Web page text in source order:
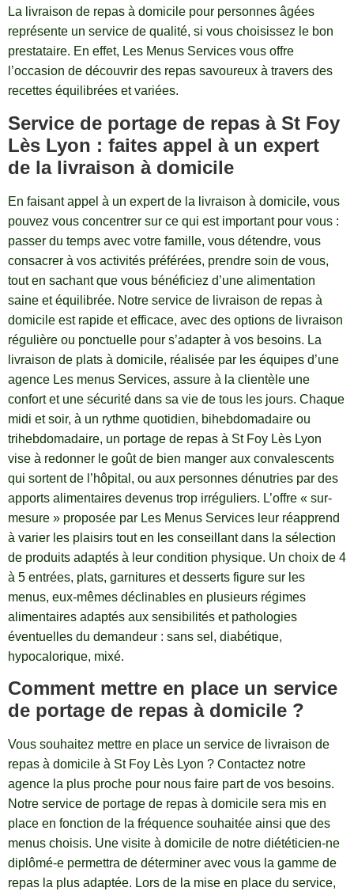
La livraison de repas à domicile pour personnes âgées
représente un service de qualité, si vous choisissez le bon
prestataire. En effet, Les Menus Services vous offre
l’occasion de découvrir des repas savoureux à travers des
recettes équilibrées et variées.
Service de portage de repas à St Foy
Lès Lyon : faites appel à un expert
de la livraison à domicile
En faisant appel à un expert de la livraison à domicile, vous
pouvez vous concentrer sur ce qui est important pour vous :
passer du temps avec votre famille, vous détendre, vous
consacrer à vos activités préférées, prendre soin de vous,
tout en sachant que vous bénéficiez d’une alimentation
saine et équilibrée. Notre service de livraison de repas à
domicile est rapide et efficace, avec des options de livraison
régulière ou ponctuelle pour s’adapter à vos besoins. La
livraison de plats à domicile, réalisée par les équipes d’une
agence Les menus Services, assure à la clientèle une
confort et une sécurité dans sa vie de tous les jours. Chaque
midi et soir, à un rythme quotidien, bihebdomadaire ou
trihebdomadaire, un portage de repas à St Foy Lès Lyon
vise à redonner le goût de bien manger aux convalescents
qui sortent de l’hôpital, ou aux personnes dénutries par des
apports alimentaires devenus trop irréguliers. L’offre « sur-
mesure » proposée par Les Menus Services leur réapprend
à varier les plaisirs tout en les conseillant dans la sélection
de produits adaptés à leur condition physique. Un choix de 4
à 5 entrées, plats, garnitures et desserts figure sur les
menus, eux-mêmes déclinables en plusieurs régimes
alimentaires adaptés aux sensibilités et pathologies
éventuelles du demandeur : sans sel, diabétique,
hypocalorique, mixé.
Comment mettre en place un service
de portage de repas à domicile ?
Vous souhaitez mettre en place un service de livraison de
repas à domicile à St Foy Lès Lyon ? Contactez notre
agence la plus proche pour nous faire part de vos besoins.
Notre service de portage de repas à domicile sera mis en
place en fonction de la fréquence souhaitée ainsi que des
menus choisis. Une visite à domicile de notre diététicien-ne
diplômé-e permettra de déterminer avec vous la gamme de
repas la plus adaptée. Lors de la mise en place du service,